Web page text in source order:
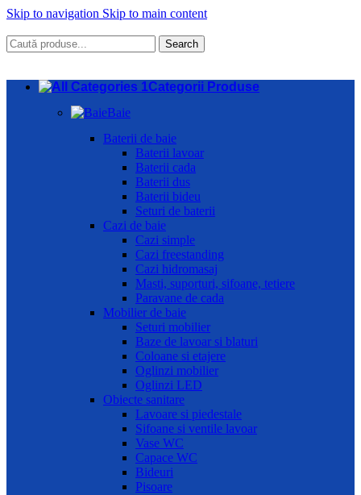
Skip to navigation Skip to main content
Search
Categorii Produse
Baie
Baterii de baie
Baterii lavoar
Baterii cada
Baterii dus
Baterii bideu
Seturi de baterii
Cazi de baie
Cazi simple
Cazi freestanding
Cazi hidromasaj
Masti, suporturi, sifoane, tetiere
Paravane de cada
Mobilier de baie
Seturi mobilier
Baze de lavoar si blaturi
Coloane si etajere
Oglinzi mobilier
Oglinzi LED
Obiecte sanitare
Lavoare si piedestale
Sifoane si ventile lavoar
Vase WC
Capace WC
Bideuri
Pisoare